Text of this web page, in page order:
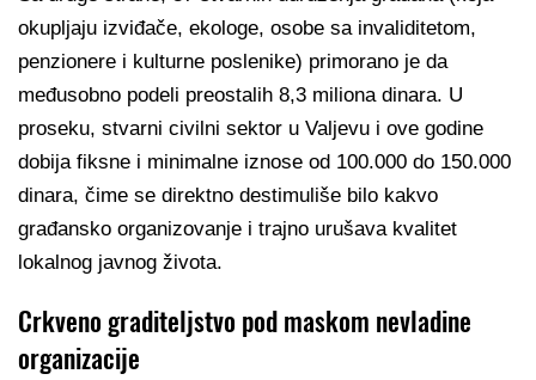
okupljaju izviđače, ekologe, osobe sa invaliditetom,
penzionere i kulturne poslenike) primorano je da
međusobno podeli preostalih 8,3 miliona dinara. U
proseku, stvarni civilni sektor u Valjevu i ove godine
dobija fiksne i minimalne iznose od 100.000 do 150.000
dinara, čime se direktno destimuliše bilo kakvo
građansko organizovanje i trajno urušava kvalitet
lokalnog javnog života.
Crkveno graditeljstvo pod maskom nevladine
organizacije